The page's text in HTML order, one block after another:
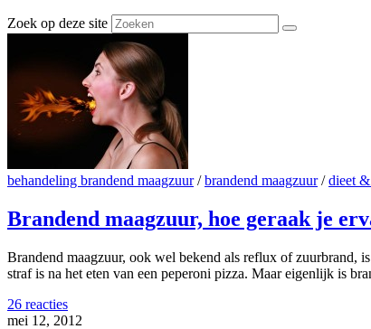
Zoek op deze site
behandeling brandend maagzuur/brandend maagzuur/dieet
Brandend maagzuur, hoe geraak je
Brandend maagzuur, ook wel bekend als reflux of zuurbrand,
straf is na het eten van een peperoni pizza. Maar eigenlijk is
26 reacties
mei 12, 2012